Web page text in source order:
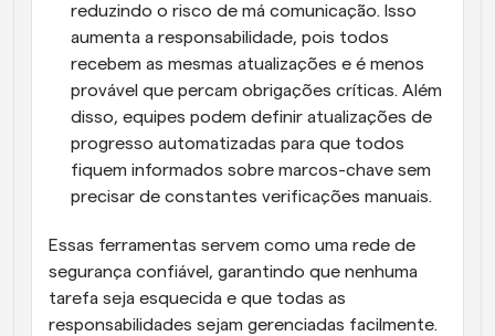
reduzindo o risco de má comunicação. Isso
aumenta a responsabilidade, pois todos
recebem as mesmas atualizações e é menos
provável que percam obrigações críticas. Além
disso, equipes podem definir atualizações de
progresso automatizadas para que todos
fiquem informados sobre marcos-chave sem
precisar de constantes verificações manuais.
Essas ferramentas servem como uma rede de
segurança confiável, garantindo que nenhuma
tarefa seja esquecida e que todas as
responsabilidades sejam gerenciadas facilmente.